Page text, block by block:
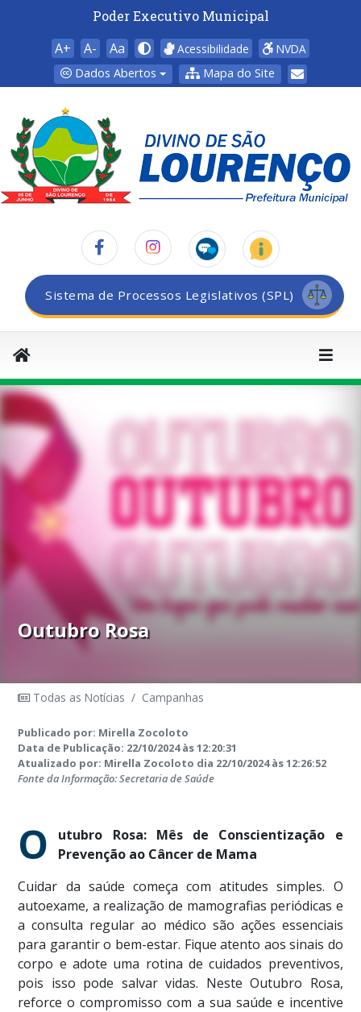
Poder Executivo Municipal
A+ A- Aa Acessibilidade
NVDA
Dados Abertos
Mapa do Site
Sistema de Processos Legislativos (SPL)
Outubro Rosa
Todas as Notícias / Campanhas
Publicado por: Mirella Zocoloto
Data de Publicação: 22/10/2024 às 12:20:31
Atualizado por: Mirella Zocoloto dia 22/10/2024 às 12:26:52
Fonte da Informação: Secretaria de Saúde
O
utubro Rosa: Mês de Conscientização e
Prevenção ao Câncer de Mama
Cuidar da saúde começa com atitudes simples. O
autoexame, a realização de mamografias periódicas e
a consulta regular ao médico são ações essenciais
para garantir o bem-estar. Fique atento aos sinais do
corpo e adote uma rotina de cuidados preventivos,
pois isso pode salvar vidas. Neste Outubro Rosa,
reforce o compromisso com a sua saúde e incentive